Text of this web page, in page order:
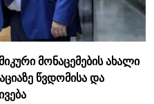
მონაცემების ახალი
წვდომისა და